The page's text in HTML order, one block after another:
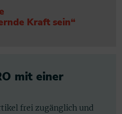
Kraft sein“
mit einer
frei zugänglich und